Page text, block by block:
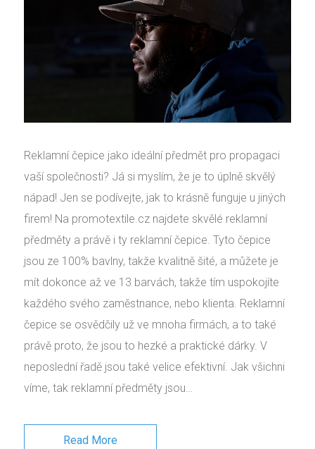
Reklamní čepice jako ideální předmět pro propagaci
vaší společnosti? Já si myslím, že je to úplně skvělý
nápad! Jen se podívejte, jak to krásně funguje u jiných
firem! Na promotextile.cz najdete skvělé reklamní
předměty a právě i ty reklamní čepice. Tyto čepice
jsou ze 100% bavlny, takže kvalitně šité, a můžete je
mít dokonce až ve 13 barvách, takže tím uspokojíte
každého svého zaměstnance, nebo klienta. Reklamní
čepice se osvědčily už ve mnoha firmách, a to také
právě proto, že jsou to hezké a praktické dárky. V
neposlední řadě jsou také velice efektivní. Jak všichni
víme, tak reklamní předměty jsou…
Read More